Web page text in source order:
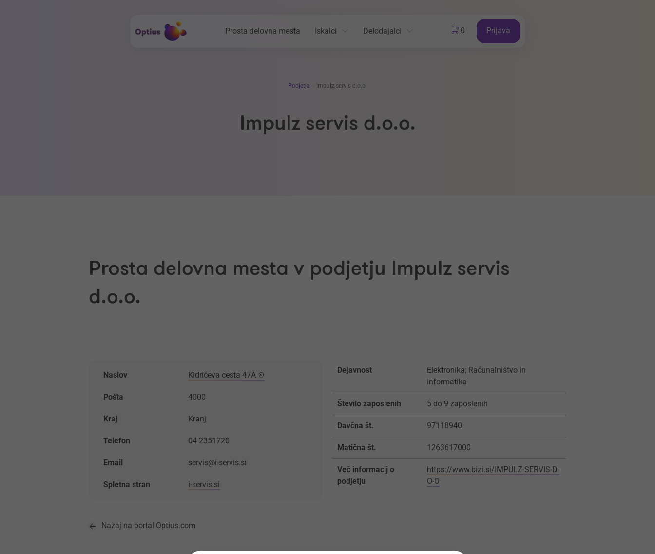
Prosta delovna mesta Iskalci Delodajalci 0 Prijava
Podjetja Impulz servis d.o.o.
Impulz servis d.o.o.
Prosta delovna mesta v podjetju Impulz servis
d.o.o.
Naslov Kidričeva cesta 47A
Pošta 4000
Kraj Kranj
Telefon 04 2351720
Email servis@i-servis.si
Spletna stran i-servis.si
Dejavnost
Elektronika; Računalništvo in
informatika
Število zaposlenih 5 do 9 zaposlenih
Davčna št. 97118940
Matična št. 1263617000
Več informacij o
podjetju
https://www.bizi.si/IMPULZ-SERVIS-D-
O-O
Nazaj na portal Optius.com